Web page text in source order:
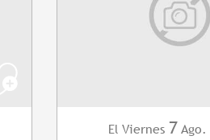
El Viernes 7 Ago.